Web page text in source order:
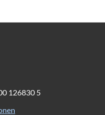
126830 5